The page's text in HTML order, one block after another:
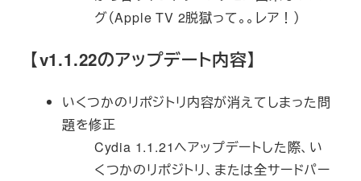
グ（Apple TV 2脱獄って。。レア！）
【v1.1.22のアップデート内容】
いくつかのリポジトリ内容が消えてしまった問
題を修正
Cydia 1.1.21へアップデートした際、い
くつかのリポジトリ、または全サードパー